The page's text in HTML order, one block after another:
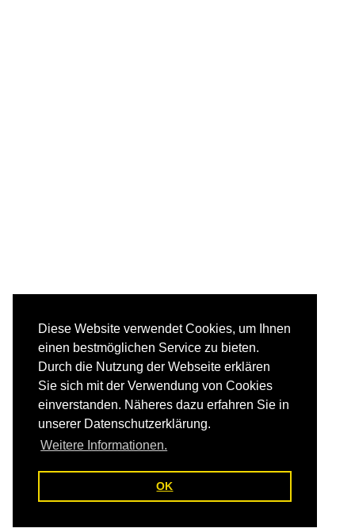
Diese Website verwendet Cookies, um Ihnen
einen bestmöglichen Service zu bieten.
Durch die Nutzung der Webseite erklären
Sie sich mit der Verwendung von Cookies
einverstanden. Näheres dazu erfahren Sie in
unserer Datenschutzerklärung.
Weitere Informationen.
OK